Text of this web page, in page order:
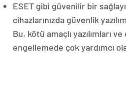
ESET gibi güvenilir bir
cihazlarınızda güvenlik
Bu, kötü amaçlı yazılımları ve
engellemede çok yardımcı